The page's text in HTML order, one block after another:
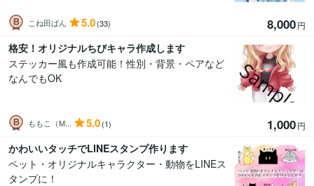
こね田ぱん 5.0(33) 8,000円
格安！オリジナルちびキャラ作成します
ステッカー風も作成可能！性別・背景・ペアなど
なんでもOK
ももこ（M... 5.0(1) 1,000円
かわいいタッチでLINEスタンプ作ります
ペット・オリジナルキャラクター・動物をLINEス
タンプに！